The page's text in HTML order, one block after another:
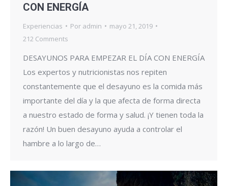
CON ENERGÍA
Experiencias Por admin
mayo 21, 2019
212 Comments
DESAYUNOS PARA EMPEZAR EL DÍA CON ENERGÍA
Los expertos y nutricionistas nos repiten
constantemente que el desayuno es la comida más
importante del día y la que afecta de forma directa
a nuestro estado de forma y salud. ¡Y tienen toda la
razón! Un buen desayuno ayuda a controlar el
hambre a lo largo de…